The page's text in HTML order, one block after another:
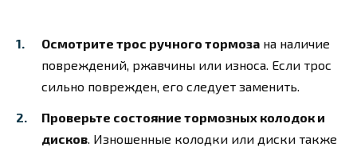
Осмотрите трос ручного тормоза на наличие
повреждений, ржавчины или износа. Если трос
сильно поврежден, его следует заменить.
Проверьте состояние тормозных колодок и
дисков . Изношенные колодки или диски также